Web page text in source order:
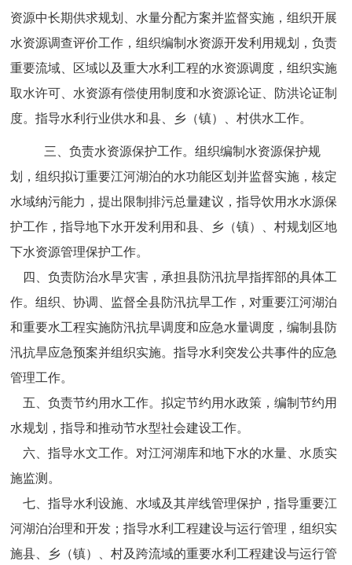
资源中长期供求规划、水量分配方案并监督实施，组织开展
水资源调查评价工作，组织编制水资源开发利用规划，负责
重要流域、区域以及重大水利工程的水资源调度，组织实施
取水许可、水资源有偿使用制度和水资源论证、防洪论证制
度。指导水利行业供水和县、乡（镇）、村供水工作。
三、负责水资源保护工作。组织编制水资源保护规
划，组织拟订重要江河湖泊的水功能区划并监督实施，核定
水域纳污能力，提出限制排污总量建议，指导饮用水水源保
护工作，指导地下水开发利用和县、乡（镇）、村规划区地
下水资源管理保护工作。
四、负责防治水旱灾害，承担县防汛抗旱指挥部的具体工
作。组织、协调、监督全县防汛抗旱工作，对重要江河湖泊
和重要水工程实施防汛抗旱调度和应急水量调度，编制县防
汛抗旱应急预案并组织实施。指导水利突发公共事件的应急
管理工作。
五、负责节约用水工作。拟定节约用水政策，编制节约用
水规划，指导和推动节水型社会建设工作。
六、指导水文工作。对江河湖库和地下水的水量、水质实
施监测 。
七、指导水利设施、水域及其岸线管理保护，指导重要江
河湖泊治理和开发；指导水利工程建设与运行管理，组织实
施县、乡（镇）、村及跨流域的重要水利工程建设与运行管